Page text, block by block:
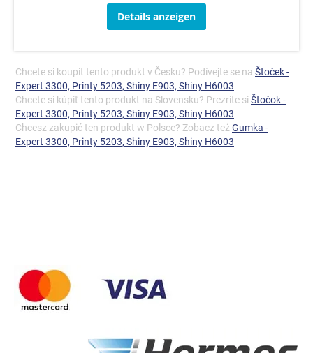
Details anzeigen
Chcete si koupit tento produkt v Česku? Podívejte se na Štoček -
Expert 3300, Printy 5203, Shiny E903, Shiny H6003
Chcete si kúpiť tento produkt na Slovensku? Prezrite si Štočok -
Expert 3300, Printy 5203, Shiny E903, Shiny H6003
Chcesz zakupić ten produkt w Polsce? Zobacz też Gumka -
Expert 3300, Printy 5203, Shiny E903, Shiny H6003